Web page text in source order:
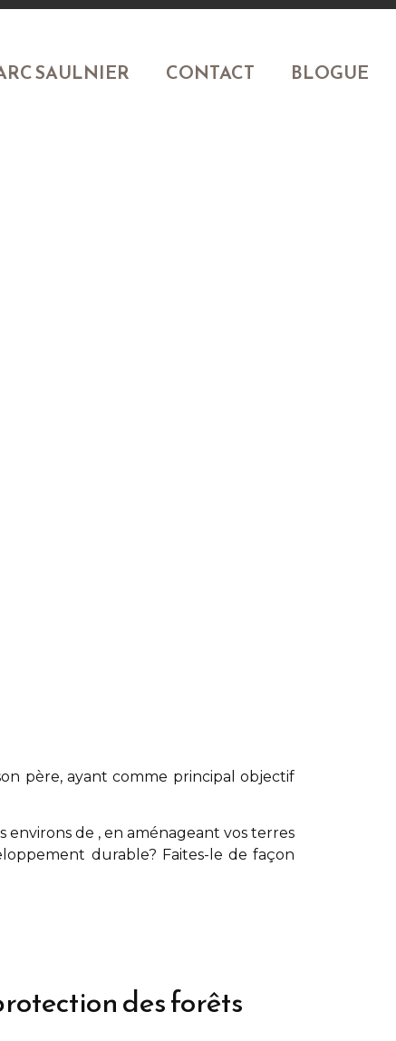
SAULNIER CONTACT BLOGUE
père, ayant comme principal objectif
de , en aménageant vos terres
durable? Faites-le de façon
des forêts